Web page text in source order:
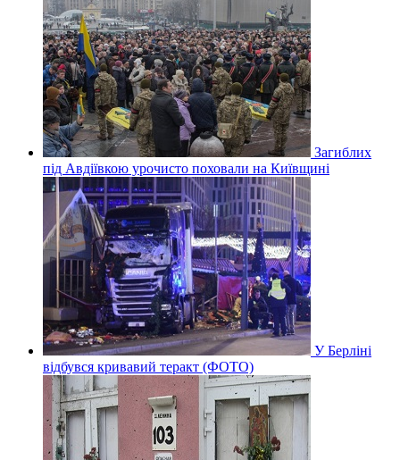
Загиблих
під Авдіївкою урочисто поховали на Київщині
У Берліні
відбувся кривавий теракт (ФОТО)